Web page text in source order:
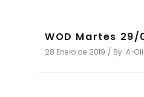
WOD Martes 29/
28 Enero de 2019 By A-